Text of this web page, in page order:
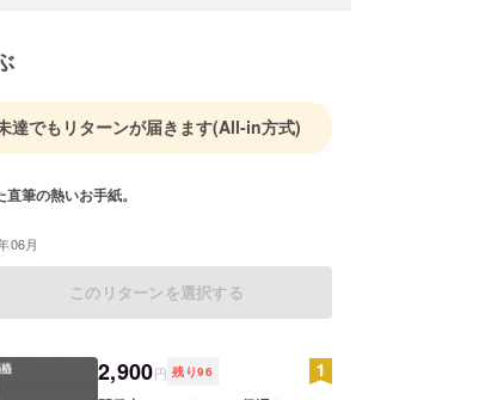
達でもリターンが届きます(All-in方式)
筆の熱いお手紙。
06月
このリターンを選択する
2,900円 残り96